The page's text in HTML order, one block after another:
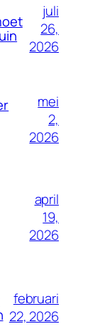
juli
26,
2026
mei
2,
2026
april
19,
2026
februari
22, 2026